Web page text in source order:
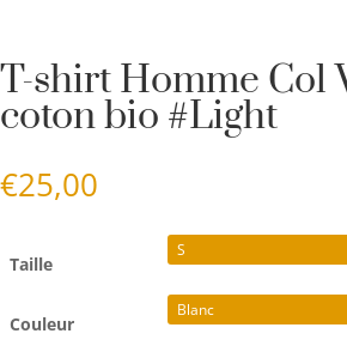
T-shirt Homme Col
coton bio #Light
€25,00
Taille
Couleur